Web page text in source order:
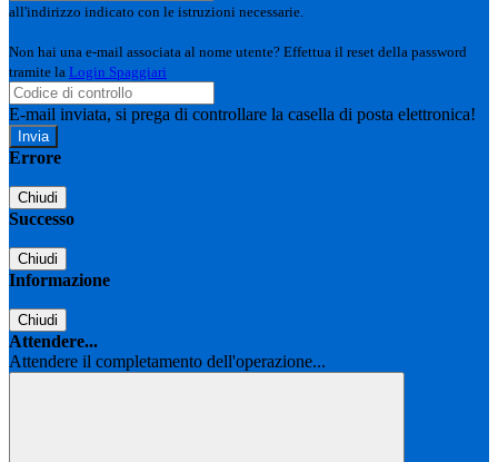
all'indirizzo indicato con le istruzioni necessarie.
Non hai una e-mail associata al nome utente? Effettua il reset della password
tramite la Login Spaggiari
E-mail inviata, si prega di controllare la casella di posta elettronica!
Errore
Chiudi
Successo
Chiudi
Informazione
Chiudi
Attendere...
Attendere il completamento dell'operazione...